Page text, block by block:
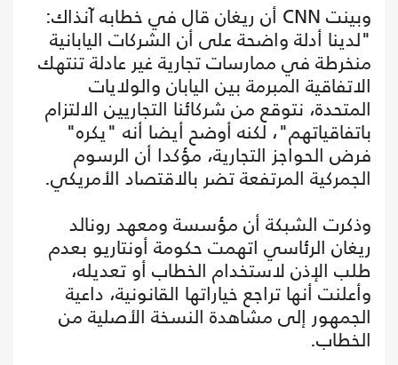
وبينت CNN أن ريغان قال في خطابه آنذاك:
"لدينا أدلة واضحة على أن الشركات اليابانية
منخرطة في ممارسات تجارية غير عادلة تنتهك
الاتفاقية المبرمة بين اليابان والولايات
المتحدة، نتوقع من شركائنا التجاريين الالتزام
باتفاقياتهم"، لكنه أوضح أيضا أنه "يكره"
فرض الحواجز التجارية، مؤكدا أن الرسوم
الجمركية المرتفعة تضر بالاقتصاد الأمريكي.
وذكرت الشبكة أن مؤسسة ومعهد رونالد
ريغان الرئاسي اتهمت حكومة أونتاريو بعدم
طلب الإذن لاستخدام الخطاب أو تعديله،
وأعلنت أنها تراجع خياراتها القانونية، داعية
الجمهور إلى مشاهدة النسخة الأصلية من
الخطاب.